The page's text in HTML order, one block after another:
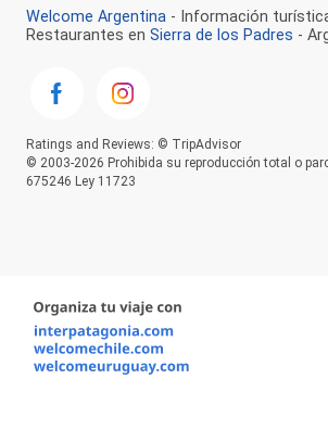
Welcome Argentina - Información
Restaurantes en Sierra de los Padres -
Ratings and Reviews: © TripAdvisor
© 2003-2026 Prohibida su reproducción total o
675246 Ley 11723